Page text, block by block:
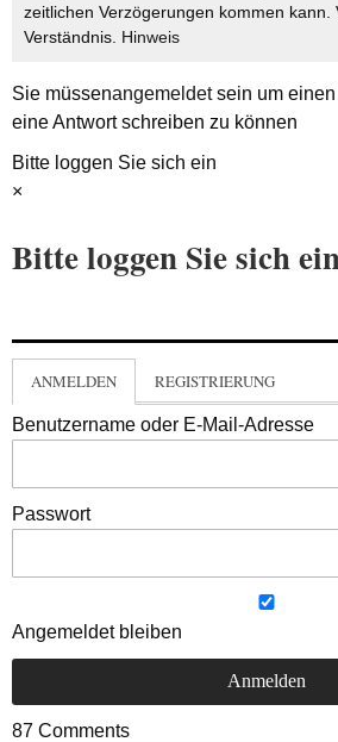
zeitlichen Verzögerungen kommen kann.
Verständnis. Hinweis
Sie müssenangemeldetsein um einen
eine Antwort schreiben zu können
Bitte loggen Sie sich ein
×
Bitte loggen Sie sich
ANMELDEN REGISTRIERUNG
Benutzername oder E-Mail-Adresse
Passwort
Angemeldet bleiben
87 Comments